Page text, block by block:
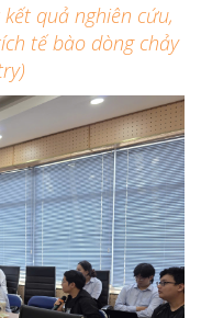
quả nghiên cứu,
tế bào dòng chảy